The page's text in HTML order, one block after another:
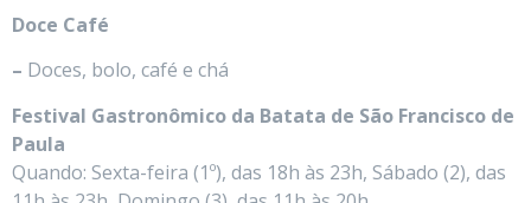
Doce Café
– Doces, bolo, café e chá
Festival Gastronômico da Batata de São Francisco de
Paula
Quando: Sexta-feira (1º), das 18h às 23h, Sábado (2), das